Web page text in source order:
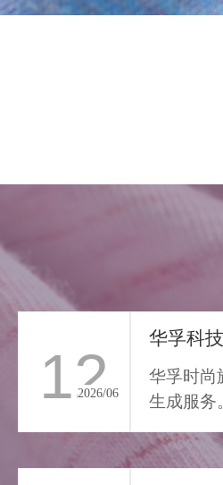
情绪，将日常路径
>
12
2026/06
华孚科
华孚时尚
生成服务